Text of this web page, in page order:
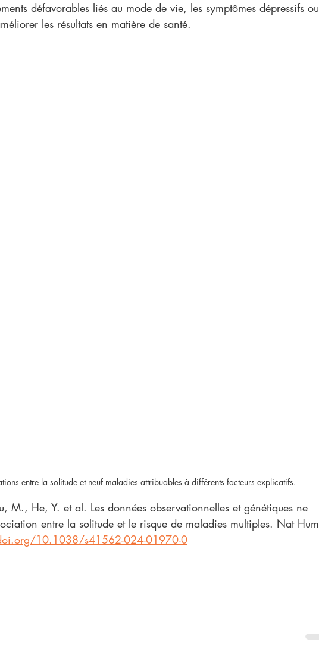
défavorables liés au mode de vie, les symptômes dépressifs ou
les résultats en matière de santé.
entre la solitude et neuf maladies attribuables à différents facteurs explicatifs.
M., He, Y. et al. Les données observationnelles et génétiques ne
entre la solitude et le risque de maladies multiples. Nat Hum
10.1038/s41562-024-01970-0